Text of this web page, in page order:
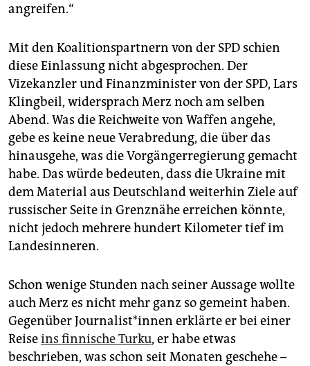
angreifen.“
Mit den Koalitionspartnern von der SPD schien
diese Einlassung nicht abgesprochen. Der
Vizekanzler und Finanzminister von der SPD, Lars
Klingbeil, widersprach Merz noch am selben
Abend. Was die Reichweite von Waffen angehe,
gebe es keine neue Verabredung, die über das
hinausgehe, was die Vorgängerregierung gemacht
habe. Das würde bedeuten, dass die Ukraine mit
dem Material aus Deutschland weiterhin Ziele auf
russischer Seite in Grenznähe erreichen könnte,
nicht jedoch mehrere hundert Kilometer tief im
Landesinneren.
Schon wenige Stunden nach seiner Aussage wollte
auch Merz es nicht mehr ganz so gemeint haben.
Gegenüber Jour­na­lis­t*in­nen erklärte er bei einer
Reiseins finnische Turku, er habe etwas
beschrieben, was schon seit Monaten geschehe –